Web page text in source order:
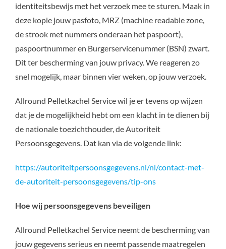
identiteitsbewijs met het verzoek mee te sturen. Maak in
deze kopie jouw pasfoto, MRZ (machine readable zone,
de strook met nummers onderaan het paspoort),
paspoortnummer en Burgerservicenummer (BSN) zwart.
Dit ter bescherming van jouw privacy. We reageren zo
snel mogelijk, maar binnen vier weken, op jouw verzoek.
Allround Pelletkachel Service wil je er tevens op wijzen
dat je de mogelijkheid hebt om een klacht in te dienen bij
de nationale toezichthouder, de Autoriteit
Persoonsgegevens. Dat kan via de volgende link:
https://autoriteitpersoonsgegevens.nl/nl/contact-met-
de-autoriteit-persoonsgegevens/tip-ons
Hoe wij persoonsgegevens beveiligen
Allround Pelletkachel Service neemt de bescherming van
jouw gegevens serieus en neemt passende maatregelen